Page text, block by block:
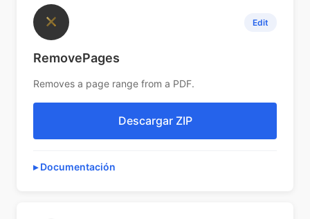
✕ Edit
RemovePages
Removes a page range from a PDF.
Descargar ZIP
Documentación